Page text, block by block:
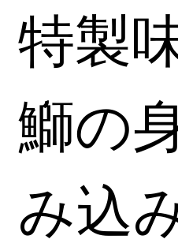
特製
鰤の
み込